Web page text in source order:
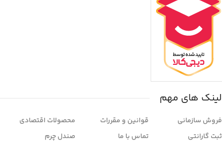
لینک های مهم
فروش سازمانی
ثبت گارانتی
قوانین و مقررات
تماس با ما
محصولات اقتصادی
صندل چرم